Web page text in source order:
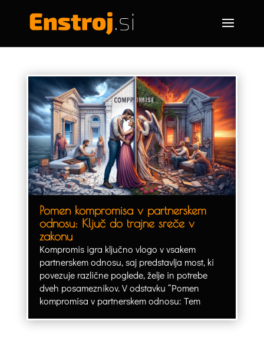
Pomen kompromisa v partnerskem
odnosu: Ključ do trajne sreče v
zakonu
Kompromis igra ključno vlogo v vsakem
partnerskem odnosu, saj predstavlja most, ki
povezuje različne poglede, želje in potrebe
dveh posameznikov. V odstavku “Pomen
kompromisa v partnerskem odnosu: Tem